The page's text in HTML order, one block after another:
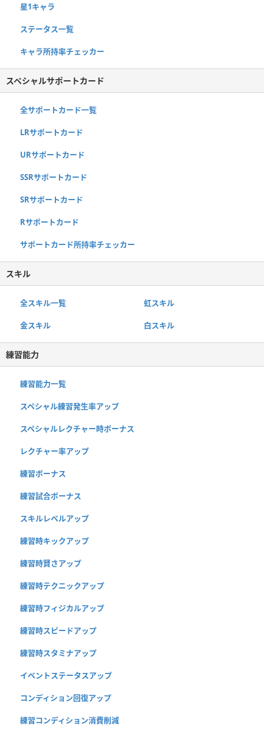
星1キャラ
ステータス一覧
キャラ所持率チェッカー
スペシャルサポートカード
全サポートカード一覧
LRサポートカード
URサポートカード
SSRサポートカード
SRサポートカード
Rサポートカード
サポートカード所持率チェッカー
スキル
全スキル一覧 虹スキル
金スキル 白スキル
練習能力
練習能力一覧
スペシャル練習発生率アップ
スペシャルレクチャー時ボーナス
レクチャー率アップ
練習ボーナス
練習試合ボーナス
スキルレベルアップ
練習時キックアップ
練習時賢さアップ
練習時テクニックアップ
練習時フィジカルアップ
練習時スピードアップ
練習時スタミナアップ
イベントステータスアップ
コンディション回復アップ
練習コンディション消費削減